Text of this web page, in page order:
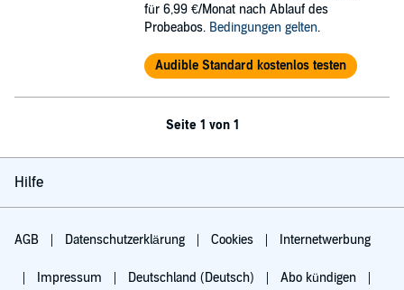
für 6,99 €/Monat nach Ablauf des
Probeabos. Bedingungen gelten.
Audible Standard kostenlos testen
Seite 1 von 1
Hilfe
AGB Datenschutzerklärung Cookies Internetwerbung
Impressum Deutschland (Deutsch) Abo kündigen